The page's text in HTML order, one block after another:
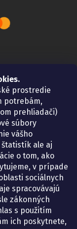
prostredie
potrebám,
prehliadači)
súbory
vášho
ale aj
o tom, ako
v prípade
sociálnych
spracovávajú
zákonných
s použitím
ich poskytnete,